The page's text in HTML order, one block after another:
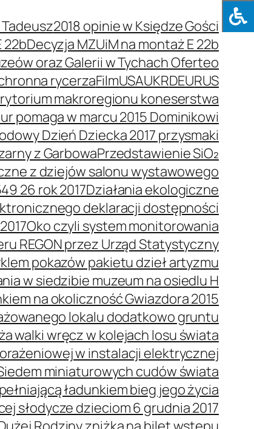
2018 opinie w Księdze Gości
22bDecyzja MZUiM na montaż E 22b
oraz Galerii w Tychach Oferteo
rycerzaFilmUSAUKRDEURUS
makroregionu koneserstwa
pomaga w marcu 2015 Dominikowi
Dzień Dziecka 2017 przysmaki
z GarbowaPrzedstawienie SiO₂
z dziejów salonu wystawowego
26 rok 2017Działania ekologiczne
deklaracji dostępności
Oko czyli system monitorowania
REGON przez Urząd Statystyczny
pokazów pakietu dzieł artyzmu
w siedzibie muzeum na osiedlu H
na okoliczność Gwiazdora 2015
lokalu dodatkowo gruntu
walki wręcz w kolejach losu świata
w instalacji elektrycznej
miniaturowych cudów świata
ładunkiem bieg jego życia
słodycze dzieciom 6 grudnia 2017